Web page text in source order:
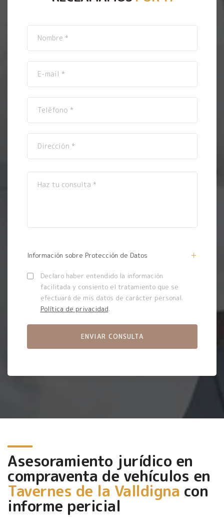
Información sobre Protección de Datos
Declaro haber entendido la información
facilitada y consiento el tratamiento que se
efectuará de mis datos de carácter personal.
Política de privacidad.
Asesoramiento jurídico en
compraventa de vehículos en
Tavernes de la Valldigna con
informe pericial